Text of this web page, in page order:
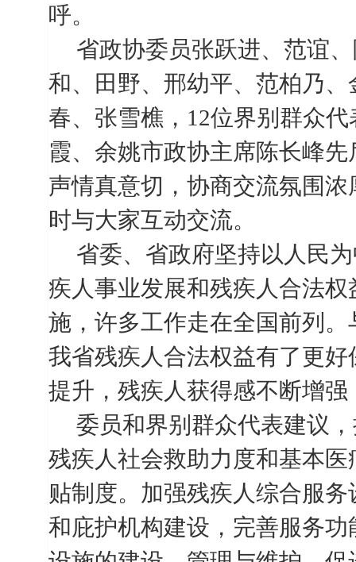
呼。
省政协委员张跃进、范谊
和、田野、邢幼平、范柏乃
春、张雪樵， 12位界别群众
霞、余姚市政协主席陈长峰
声情真意切，协商交流氛围
时与大家互动交流。
省委、省政府坚持以人民
疾人事业发展和残疾人合法
施，许多工作走在全国前列
我省残疾人合法权益有了更
提升，残疾人获得感不断增
委员和界别群众代表建议
残疾人社会救助力度和基本
贴制度。加强残疾人综合服
和庇护机构建设，完善服务